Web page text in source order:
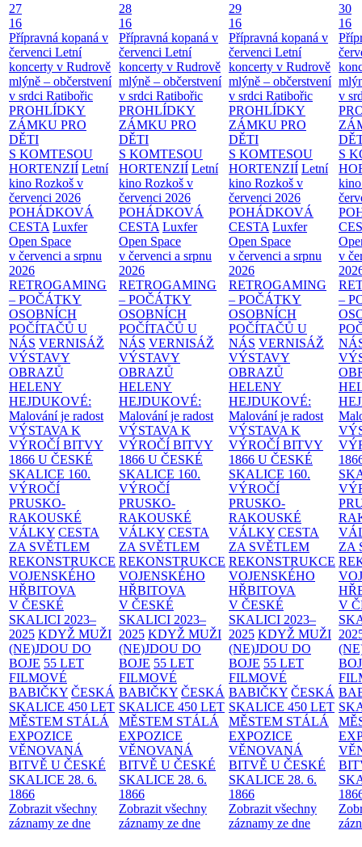
27
16
Přípravná kopaná v
červenci Letní
koncerty v Rudrově
mlýně – občerstvení
v srdci Ratibořic
PROHLÍDKY
ZÁMKU PRO
DĚTI
S KOMTESOU
HORTENZIÍ Letní
kino Rozkoš v
červenci 2026
POHÁDKOVÁ
CESTA Luxfer
Open Space
v červenci a srpnu
2026
RETROGAMING
– POČÁTKY
OSOBNÍCH
POČÍTAČŮ U
NÁS VERNISÁŽ
VÝSTAVY
OBRAZŮ
HELENY
HEJDUKOVÉ:
Malování je radost
VÝSTAVA K
VÝROČÍ BITVY
1866 U ČESKÉ
SKALICE 160.
VÝROČÍ
PRUSKO-
RAKOUSKÉ
VÁLKY CESTA
ZA SVĚTLEM
REKONSTRUKCE
VOJENSKÉHO
HŘBITOVA
V ČESKÉ
SKALICI 2023–
2025 KDYŽ MUŽI
(NE)JDOU DO
BOJE 55 LET
FILMOVÉ
BABIČKY ČESKÁ
SKALICE 450 LET
MĚSTEM STÁLÁ
EXPOZICE
VĚNOVANÁ
BITVĚ U ČESKÉ
SKALICE 28. 6.
1866
Zobrazit všechny
záznamy ze dne
28
16
Přípravná kopaná v
červenci Letní
koncerty v Rudrově
mlýně – občerstvení
v srdci Ratibořic
PROHLÍDKY
ZÁMKU PRO
DĚTI
S KOMTESOU
HORTENZIÍ Letní
kino Rozkoš v
červenci 2026
POHÁDKOVÁ
CESTA Luxfer
Open Space
v červenci a srpnu
2026
RETROGAMING
– POČÁTKY
OSOBNÍCH
POČÍTAČŮ U
NÁS VERNISÁŽ
VÝSTAVY
OBRAZŮ
HELENY
HEJDUKOVÉ:
Malování je radost
VÝSTAVA K
VÝROČÍ BITVY
1866 U ČESKÉ
SKALICE 160.
VÝROČÍ
PRUSKO-
RAKOUSKÉ
VÁLKY CESTA
ZA SVĚTLEM
REKONSTRUKCE
VOJENSKÉHO
HŘBITOVA
V ČESKÉ
SKALICI 2023–
2025 KDYŽ MUŽI
(NE)JDOU DO
BOJE 55 LET
FILMOVÉ
BABIČKY ČESKÁ
SKALICE 450 LET
MĚSTEM STÁLÁ
EXPOZICE
VĚNOVANÁ
BITVĚ U ČESKÉ
SKALICE 28. 6.
1866
Zobrazit všechny
záznamy ze dne
29
16
Přípravná kopaná v
červenci Letní
koncerty v Rudrově
mlýně – občerstvení
v srdci Ratibořic
PROHLÍDKY
ZÁMKU PRO
DĚTI
S KOMTESOU
HORTENZIÍ Letní
kino Rozkoš v
červenci 2026
POHÁDKOVÁ
CESTA Luxfer
Open Space
v červenci a srpnu
2026
RETROGAMING
– POČÁTKY
OSOBNÍCH
POČÍTAČŮ U
NÁS VERNISÁŽ
VÝSTAVY
OBRAZŮ
HELENY
HEJDUKOVÉ:
Malování je radost
VÝSTAVA K
VÝROČÍ BITVY
1866 U ČESKÉ
SKALICE 160.
VÝROČÍ
PRUSKO-
RAKOUSKÉ
VÁLKY CESTA
ZA SVĚTLEM
REKONSTRUKCE
VOJENSKÉHO
HŘBITOVA
V ČESKÉ
SKALICI 2023–
2025 KDYŽ MUŽI
(NE)JDOU DO
BOJE 55 LET
FILMOVÉ
BABIČKY ČESKÁ
SKALICE 450 LET
MĚSTEM STÁLÁ
EXPOZICE
VĚNOVANÁ
BITVĚ U ČESKÉ
SKALICE 28. 6.
1866
Zobrazit všechny
záznamy ze dne
30
16
v
S
v
–
ZA
V